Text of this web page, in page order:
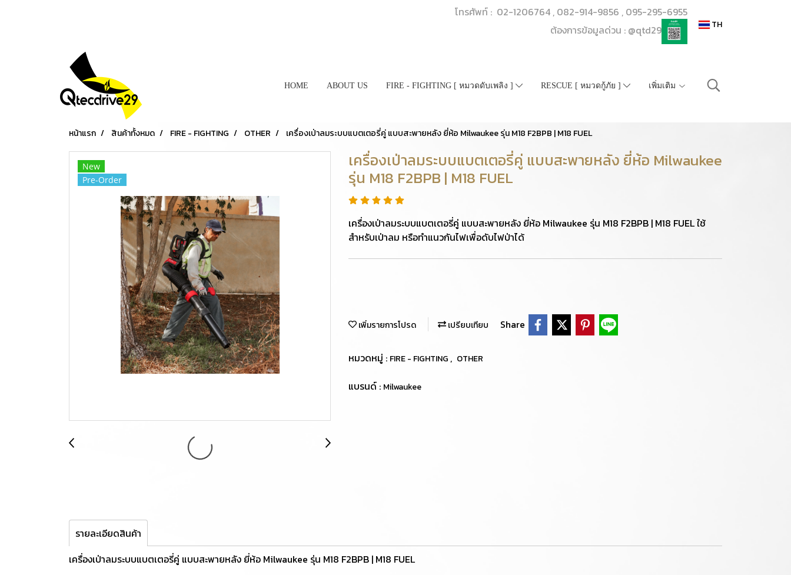
โทรศัพท์ : 02-1206764 , 082-914-9856 , 095-295-6955
ต้องการข้อมูลด่วน : @qtd29
TH
HOME ABOUT US FIRE - FIGHTING [ หมวดดับเพลิง ] RESCUE [ หมวดกู้ภัย ] เพิ่มเติม
หน้าแรก สินค้าทั้งหมด FIRE - FIGHTING OTHER เครื่องเป่าลมระบบแบตเตอรี่คู่ แบบสะพายหลัง ยี่ห้อ Milwaukee รุ่น M18 F2BPB | M18 FUEL
New
Pre-Order
เครื่องเป่าลมระบบแบตเตอรี่คู่ แบบสะพายหลัง ยี่ห้อ Milwaukee
รุ่น M18 F2BPB | M18 FUEL
เครื่องเป่าลมระบบแบตเตอรี่คู่ แบบสะพายหลัง ยี่ห้อ Milwaukee รุ่น M18 F2BPB | M18 FUEL ใช้
สำหรับเป่าลม หรือทำแนวกันไฟเพื่อดับไฟป่าได้
เพิ่มรายการโปรด เปรียบเทียบ Share
หมวดหมู่ : FIRE - FIGHTING , OTHER
แบรนด์ : Milwaukee
รายละเอียดสินค้า
เครื่องเป่าลมระบบแบตเตอรี่คู่ แบบสะพายหลัง ยี่ห้อ Milwaukee รุ่น M18 F2BPB | M18 FUEL